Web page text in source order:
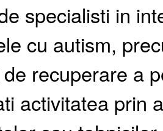
specialisti in
cu autism,
recuperare a
activitatea prin